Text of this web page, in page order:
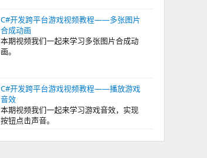
C#开发跨平台游戏视频教程——多张图片
合成动画
本期视频我们一起来学习多张图片合成动
画。
C#开发跨平台游戏视频教程——播放游戏
音效
本期视频我们一起来学习游戏音效，实现
按钮点击声音。